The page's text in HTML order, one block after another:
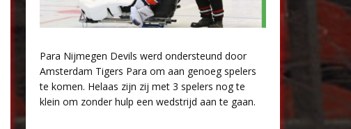
Para Nijmegen Devils werd ondersteund door
Amsterdam Tigers Para om aan genoeg spelers
te komen. Helaas zijn zij met 3 spelers nog te
klein om zonder hulp een wedstrijd aan te gaan.